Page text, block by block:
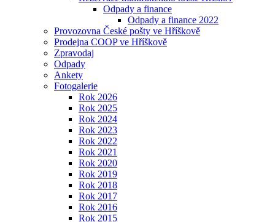
Odpady a finance
Odpady a finance 2022
Provozovna České pošty ve Hříškově
Prodejna COOP ve Hříškově
Zpravodaj
Odpady
Ankety
Fotogalerie
Rok 2026
Rok 2025
Rok 2024
Rok 2023
Rok 2022
Rok 2021
Rok 2020
Rok 2019
Rok 2018
Rok 2017
Rok 2016
Rok 2015